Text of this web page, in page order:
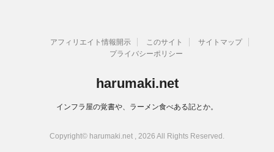
アフィリエイト情報開示 このサイト
サイトマップ
プライバシーポリシー
harumaki.net
インフラ屋の覚書や、ラーメン食べある記とか。
Copyright© harumaki.net , 2026 All Rights Reserved.